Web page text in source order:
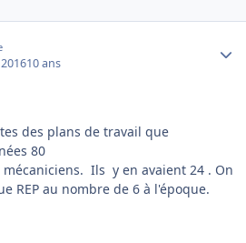
10 ans
des plans de travail que
80
Ils y en avaient 24 . On
REP au nombre de 6 à l'époque.